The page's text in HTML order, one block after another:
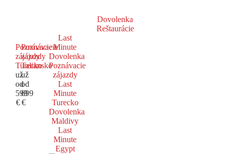
Dovolenka
Reštaurácie
Poznávacie
zájazdy
Turecko
už
od
599
€
Poznávacie
zájazdy
Taliansko
už
od
699
€
Last
Minute
Dovolenka
Poznávacie
zájazdy
Last
Minute
Turecko
Dovolenka
Maldivy
Last
Minute
Egypt